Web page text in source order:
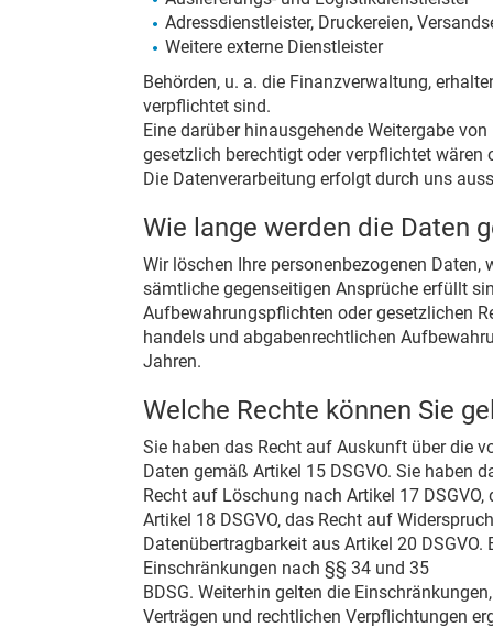
Adressdienstleister, Druckereien,
Weitere externe Dienstleister
Behörden, u. a. die Finanzverwaltung,
verpflichtet sind.
Eine darüber hinausgehende Weitergabe
gesetzlich berechtigt oder verpflichtet wären
Die Datenverarbeitung erfolgt durch uns
Wie lange werden die Daten
Wir löschen Ihre personenbezogenen
sämtliche gegenseitigen Ansprüche erfüllt
Aufbewahrungspflichten oder gesetzlichen
handels und abgabenrechtlichen
Jahren.
Welche Rechte können Sie
Sie haben das Recht auf Auskunft über die
Daten gemäß Artikel 15 DSGVO. Sie haben
Recht auf Löschung nach Artikel 17
Artikel 18 DSGVO, das Recht auf
Datenübertragbarkeit aus Artikel 20
Einschränkungen nach §§ 34 und 35
BDSG. Weiterhin gelten die
Verträgen und rechtlichen Verpflichtungen